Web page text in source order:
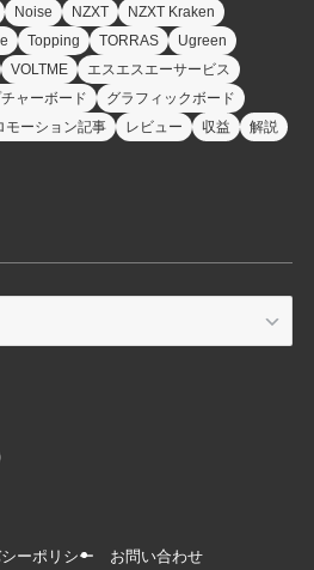
Noise NZXT
NZXT Kraken
Topping TORRAS
Ugreen
VOLTME
エスエスエーサービス
ャーボード
グラフィックボード
モーション記事 レビュー 収益
解説
ーポリシー お問い合わせ